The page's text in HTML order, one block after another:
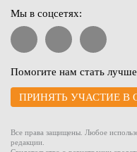
Мы в соцсетях:
Помогите нам стать
ПРИНЯТЬ УЧАСТИЕ В
Все права защищены. Любое
редакции.